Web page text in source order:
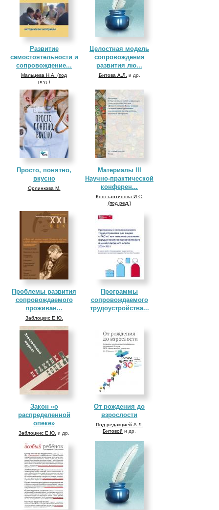
Развитие
самостоятельности и
сопровождение...
Мальцева Н.А. (под
ред.)
Целостная модель
сопровождения
развития лю...
Битова А.Л. и др.
Просто, понятно,
вкусно
Орлинкова М.
Материалы III
Научно-практической
конферен...
Константинова И.С.
(под ред.)
Проблемы развития
сопровождаемого
проживан...
Заблоцкис Е.Ю.
Программы
сопровождаемого
трудоустройства...
Закон «о
распределенной
опеке»
Заблоцкис Е.Ю. и др.
От рождения до
взрослости
Под редакцией А.Л.
Битовой и др.